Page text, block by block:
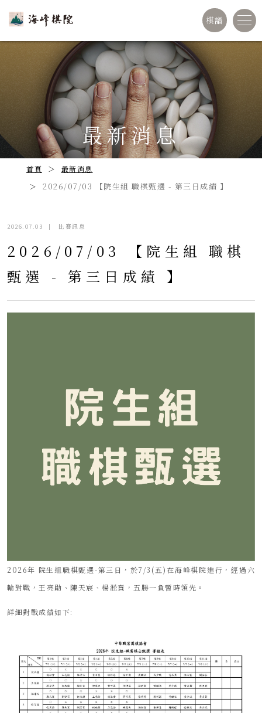
棋譜
最新消息
首頁 最新消息
2026/07/03 【院生組 職棋甄選 - 第三日成績 】
2026.07.03 | 比賽訊息
2026/07/03 【院生組 職棋
甄選 - 第三日成績 】
2026年 院生組職棋甄選-第三日，於7/3(五)在海峰棋院進行，經過六
輪對戰，王亮勛、陳天宸、楊淞賁，五勝一負暫時領先。
詳細對戰成績如下: